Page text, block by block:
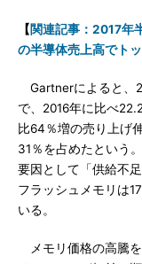
【関連記事：2017年
の半導体売上高でト
Gartnerによると、
で、2016年に比べ
比64％増の売り上げ
31％を占めたという
要因として「供給不
フラッシュメモリは
いる。
メモリ価格の高騰